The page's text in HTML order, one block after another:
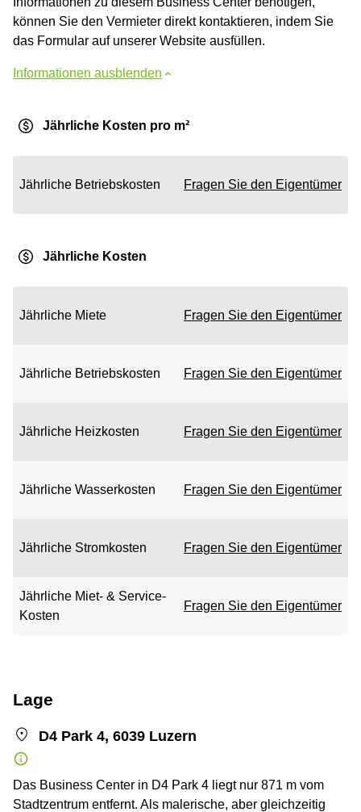
können Sie den Vermieter direkt kontaktieren, indem Sie
das Formular auf unserer Website ausfüllen.
Informationen ausblenden
Jährliche Kosten pro m²
Jährliche Betriebskosten Fragen Sie den Eigentümer
Jährliche Kosten
Jährliche Miete Fragen Sie den Eigentümer
Jährliche Betriebskosten Fragen Sie den Eigentümer
Jährliche Heizkosten Fragen Sie den Eigentümer
Jährliche Wasserkosten Fragen Sie den Eigentümer
Jährliche Stromkosten Fragen Sie den Eigentümer
Jährliche Miet- & Service-
Kosten
Fragen Sie den Eigentümer
Lage
D4 Park 4, 6039 Luzern
Das Business Center in D4 Park 4 liegt nur 871 m vom
Stadtzentrum entfernt. Als malerische, aber gleichzeitig